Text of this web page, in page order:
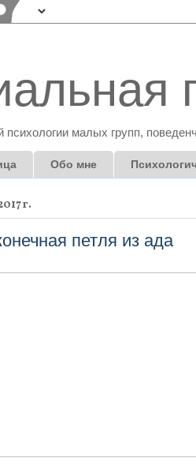
психологии малых групп,
Обо мне
г.
петля из ада